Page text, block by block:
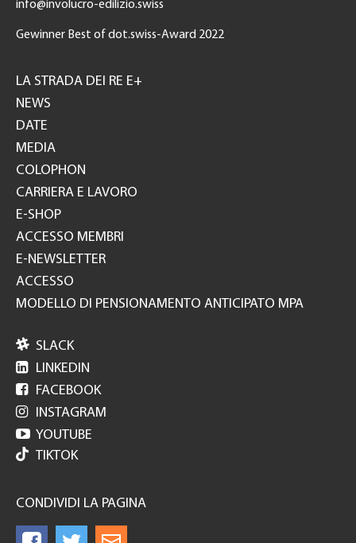
info@involucro-edilizio.swiss
Gewinner Best of dot.swiss-Award 2022
GH
LA STRADA DEI RE E+
NEWS
DATE
MEDIA
COLOPHON
CARRIERA E LAVORO
E-SHOP
ACCESSO MEMBRI
E-NEWSLETTER
ACCESSO
MODELLO DI PENSIONAMENTO ANTICIPATO MPA
 SLACK
 LINKEDIN
 FACEBOOK
 INSTAGRAM
 YOUTUBE
TIKTOK
CONDIVIDI LA PAGINA